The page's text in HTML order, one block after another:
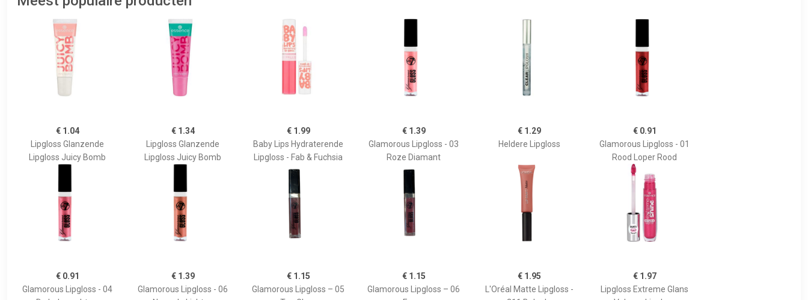
€ 1.04
Lipgloss Glanzende
Lipgloss Juicy Bomb
€ 1.34
Lipgloss Glanzende
Lipgloss Juicy Bomb
€ 1.99
Baby Lips Hydraterende
Lipgloss - Fab & Fuchsia
€ 1.39
Glamorous Lipgloss - 03
Roze Diamant
€ 1.29
Heldere Lipgloss
€ 0.91
Glamorous Lipgloss - 01
Rood Loper Rood
€ 0.91
Glamorous Lipgloss - 04
€ 1.39
Glamorous Lipgloss - 06
€ 1.15
Glamorous Lipgloss – 05
€ 1.15
Glamorous Lipgloss – 06
€ 1.95
L'Oréal Matte Lipgloss -
€ 1.97
Lipgloss Extreme Glans